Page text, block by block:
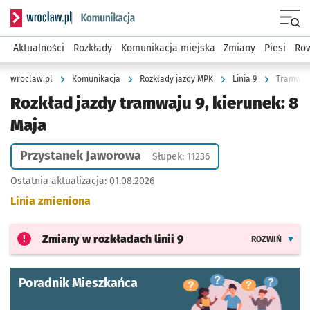
Serwis informacyjny wroclaw.pl podserwis: Komunikacja
Aktualności Rozkłady Komunikacja miejska Zmiany Piesi
wroclaw.pl Komunikacja Rozkłady jazdy MPK Linia 9
Rozkład jazdy tramwaju 9, kierunek: 8
Maja
Przystanek Jaworowa Słupek: 11236
Ostatnia aktualizacja: 01.08.2026
Linia zmieniona
Zmiany w rozkładach linii 9 ROZWIŃ
Poradnik Mieszkańca